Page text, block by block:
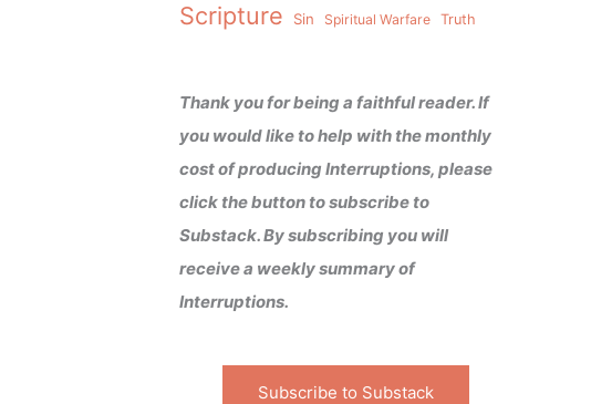
Scripture Sin Spiritual Warfare Truth
Thank you for being a faithful reader. If
you would like to help with the monthly
cost of producing Interruptions, please
click the button to subscribe to
Substack. By subscribing you will
receive a weekly summary of
Interruptions.
Subscribe to Substack